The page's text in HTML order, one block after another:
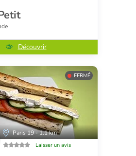
Découvrir
FERMÉ
Paris 19 - 1.1 km
Laisser un avis